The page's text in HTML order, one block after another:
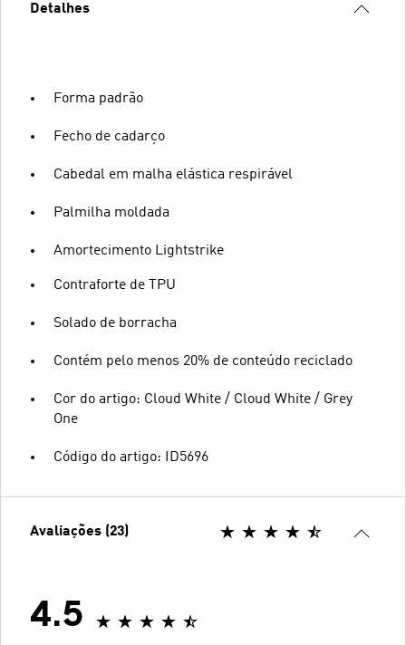
Detalhes
Forma padrão
Fecho de cadarço
Cabedal em malha elástica respirável
Palmilha moldada
Amortecimento Lightstrike
Contraforte de TPU
Solado de borracha
Contém pelo menos 20% de conteúdo reciclado
Cor do artigo: Cloud White / Cloud White / Grey
One
Código do artigo: ID5696
Avaliações (23)
4.5